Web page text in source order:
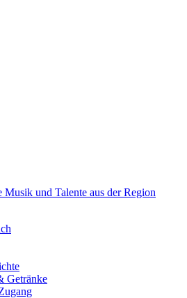
und Talente aus der Region
Getränke